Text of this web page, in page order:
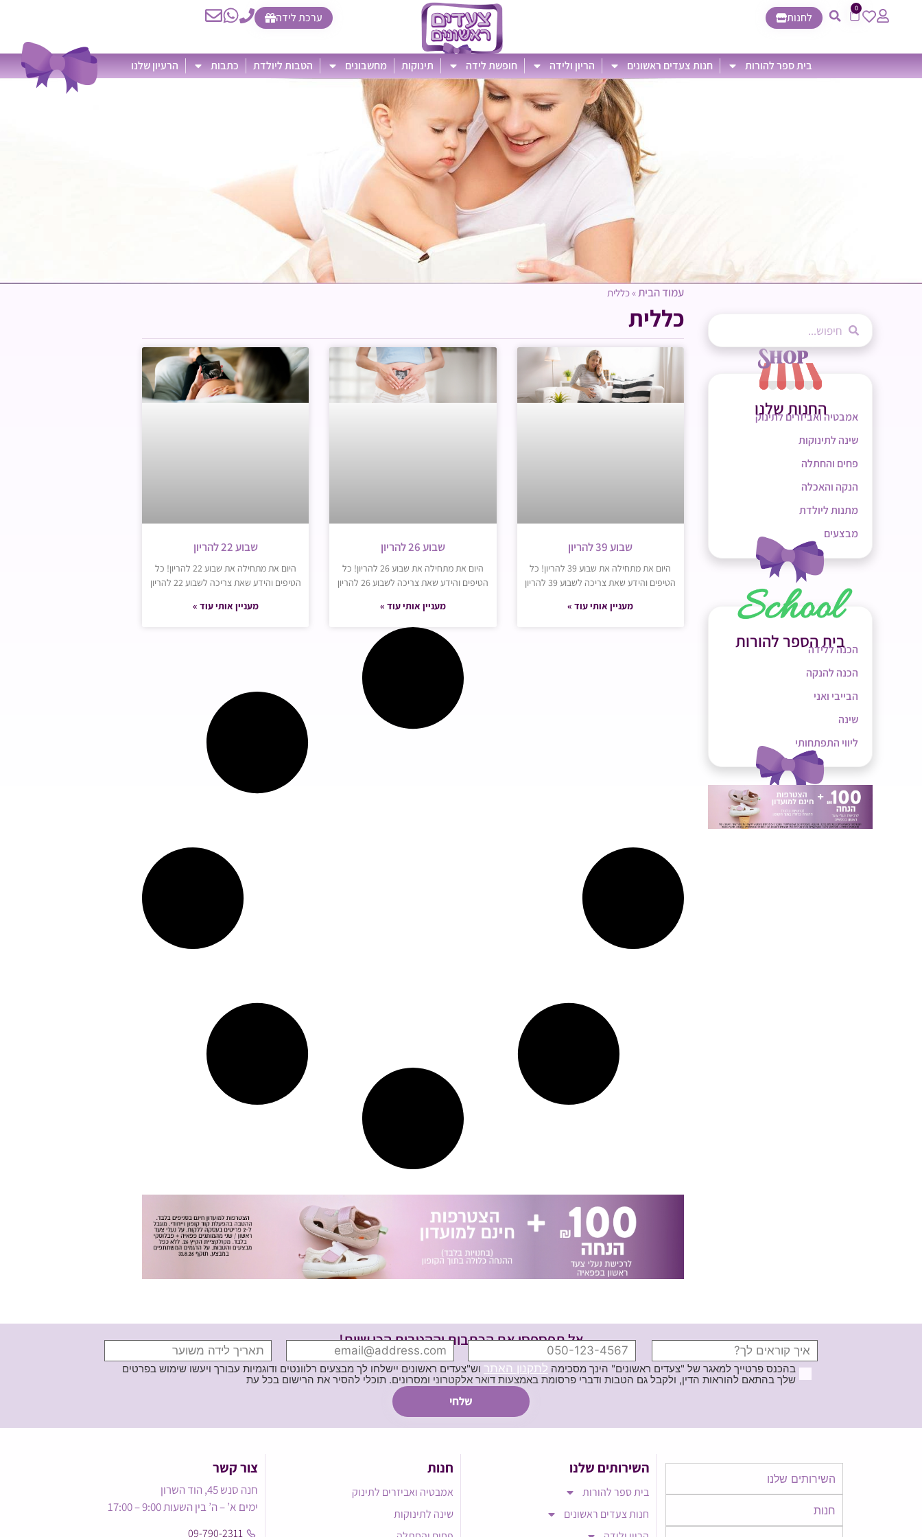
0
לחנות ערכת לידה
בית ספר להורות חנות צעדים ראשונים הריון ולידה חופשת לידה תינוקות מחשבונים הטבות ליולדת כתבות הרעיון שלנו
החנות שלנו
אמבטיה ואביזרים לתינוק
שינה לתינוקות
פחים והחתלה
הנקה והאכלה
מתנות ליולדת
מבצעים
בית הספר להורות
הכנה ללידה
הכנה להנקה
הבייבי ואני
שינה
ליווי התפתחותי
עמוד הבית»כללית
כללית
שבוע 39 להריון
היום את מתחילה את שבוע 39 להריון! כל
הטיפים והידע שאת צריכה לשבוע 39 להריון
מעניין אותי עוד »
שבוע 26 להריון
היום את מתחילה את שבוע 26 להריון! כל
הטיפים והידע שאת צריכה לשבוע 26 להריון
מעניין אותי עוד »
שבוע 22 להריון
היום את מתחילה את שבוע 22 להריון! כל
הטיפים והידע שאת צריכה לשבוע 22 להריון
מעניין אותי עוד »
אל תפספסי את הכתבות וההטבות הכי שוות!
בהכנס פרטייך למאגר של "צעדים ראשונים" הינך מסכימה לתקנון האתר וש"צעדים ראשונים יישלחו לך מבצעים רלוונטים ודוגמיות עבורך ויעשו שימוש בפרטים
שלך בהתאם להוראות הדין, ולקבל גם הטבות ודברי פרסומת באמצעות דואר אלקטרוני ומסרונים. תוכלי להסיר את הרישום בכל עת
השירותים שלנו
חנות
השירותים שלנו
בית ספר להורות
חנות צעדים ראשונים
חנות
אמבטיה ואביזרים לתינוק
שינה לתינוקות
צור קשר
חנה סנש 45, הוד השרון
ימים א’ – ה’ בין השעות 9:00 – 17:00
09-790-2311